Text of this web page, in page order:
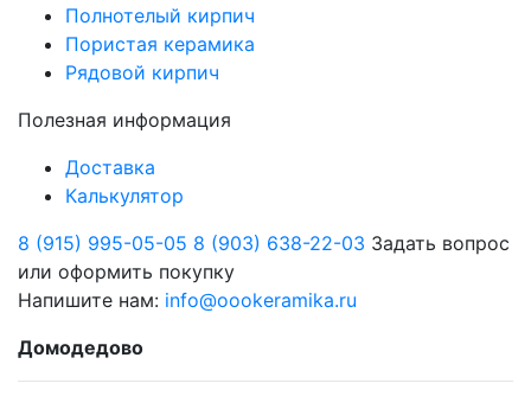
Полнотелый кирпич
Пористая керамика
Рядовой кирпич
Полезная информация
Доставка
Калькулятор
8 (915) 995-05-05 8 (903) 638-22-03 Задать вопрос
или оформить покупку
Напишите нам: info@oookeramika.ru
Домодедово